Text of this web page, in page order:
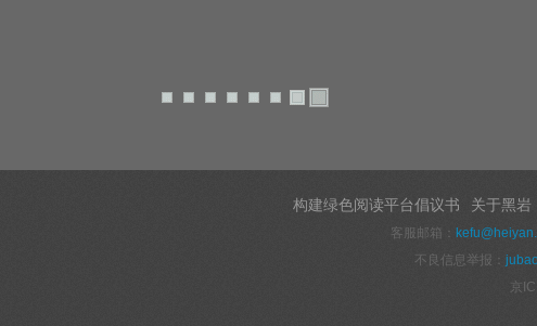
构建绿色阅读平台倡议书 关于黑岩
客服邮箱：
不良信息举报：
京